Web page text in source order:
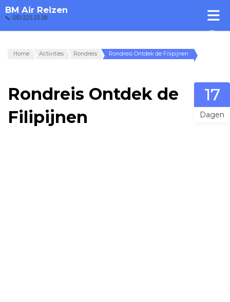
BM Air Reizen
📞 030-225 23 28
Home Activities Rondreis Rondreis Ontdek de Filipijnen
Rondreis Ontdek de
Filipijnen
17
Dagen